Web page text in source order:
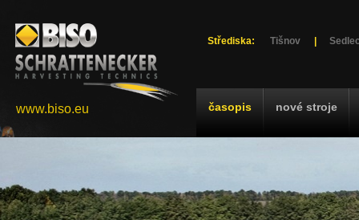
Střediska: Tišnov
časopis nové stroje
www.biso.eu